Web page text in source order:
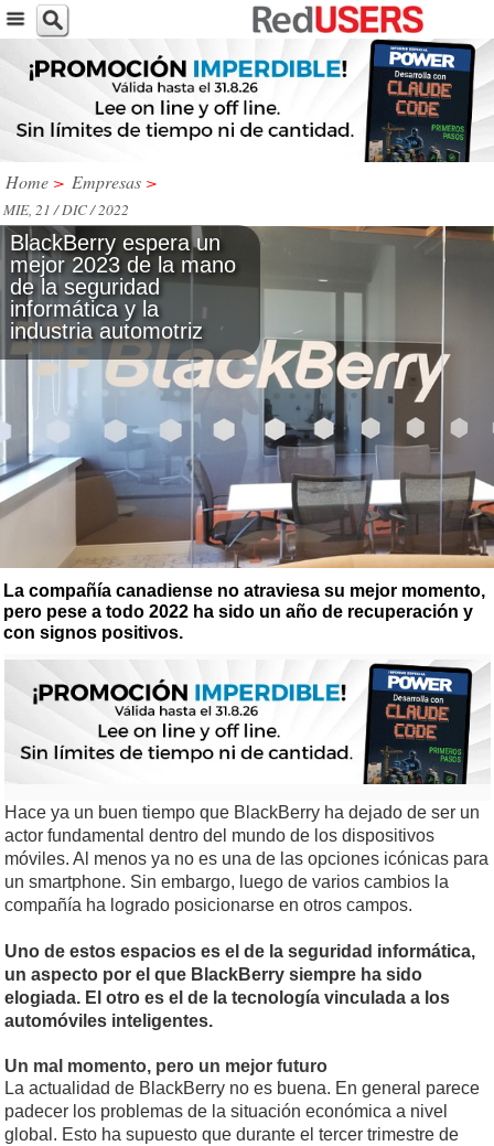
Home > Empresas >
MIE, 21 / DIC / 2022
BlackBerry espera un
mejor 2023 de la mano
de la seguridad
informática y la
industria automotriz
La compañía canadiense no atraviesa su mejor momento,
pero pese a todo 2022 ha sido un año de recuperación y
con signos positivos.
Hace ya un buen tiempo que BlackBerry ha dejado de ser un
actor fundamental dentro del mundo de los dispositivos
móviles. Al menos ya no es una de las opciones icónicas para
un smartphone. Sin embargo, luego de varios cambios la
compañía ha logrado posicionarse en otros campos.
Uno de estos espacios es el de la seguridad informática,
un aspecto por el que BlackBerry siempre ha sido
elogiada. El otro es el de la tecnología vinculada a los
automóviles inteligentes.
Un mal momento, pero un mejor futuro
La actualidad de BlackBerry no es buena. En general parece
padecer los problemas de la situación económica a nivel
global. Esto ha supuesto que durante el tercer trimestre de